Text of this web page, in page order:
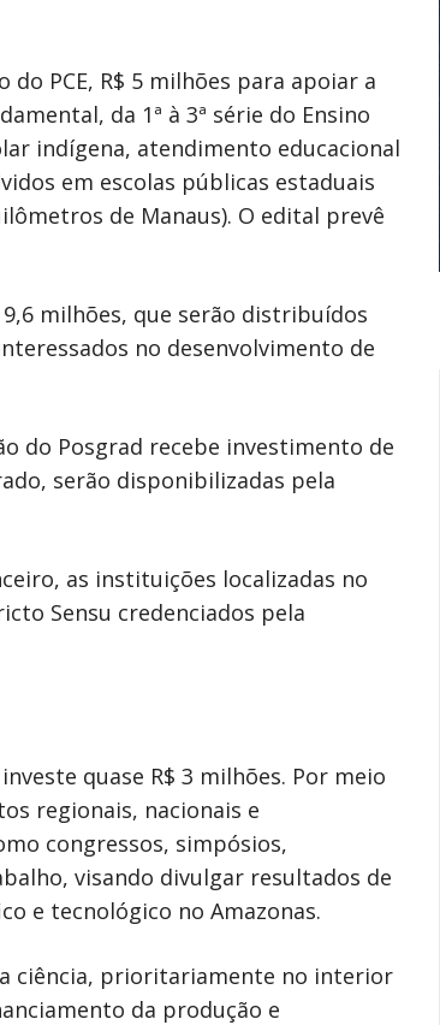
PCE, R$ 5 milhões para apoiar a
da 1ª à 3ª série do Ensino
indígena, atendimento educacional
em escolas públicas estaduais
de Manaus). O edital prevê
milhões, que serão distribuídos
no desenvolvimento de
do Posgrad recebe investimento de
serão disponibilizadas pela
as instituições localizadas no
Sensu credenciados pela
quase R$ 3 milhões. Por meio
regionais, nacionais e
congressos, simpósios,
visando divulgar resultados de
e tecnológico no Amazonas.
ciência, prioritariamente no interior
da produção e